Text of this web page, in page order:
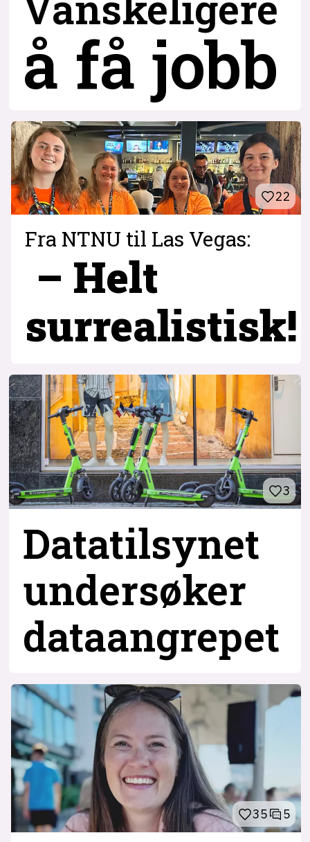
å få jobb
22
Fra NTNU til Las Vegas:
– Helt
surrealistisk!
3
Datatilsynet
undersøker
dataangrepet
35 5